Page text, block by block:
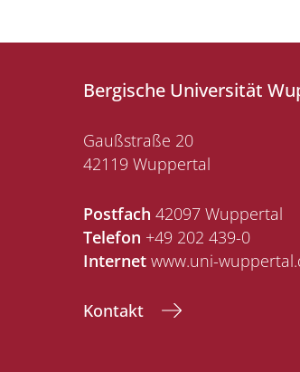
Bergische Universität
Gaußstraße 20
42119 Wuppertal
Postfach 42097 Wuppertal
Telefon +49 202 439-0
Internet www.uni-
Kontakt